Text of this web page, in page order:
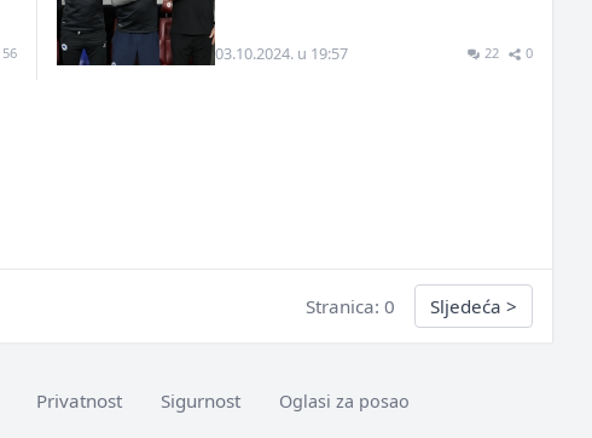
56 03.10.2024. u 19:57 22 0
Stranica: 0 Sljedeća >
Privatnost Sigurnost Oglasi za posao